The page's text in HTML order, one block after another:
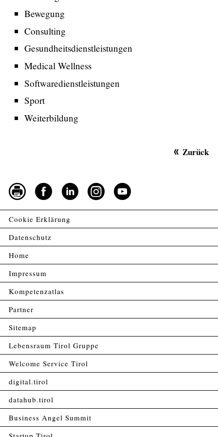
Bewegung
Consulting
Gesundheitsdienstleistungen
Medical Wellness
Softwaredienstleistungen
Sport
Weiterbildung
Zurück
Cookie Erklärung
Datenschutz
Home
Impressum
Kompetenzatlas
Partner
Sitemap
Lebensraum Tirol Gruppe
Welcome Service Tirol
digital.tirol
datahub.tirol
Business Angel Summit